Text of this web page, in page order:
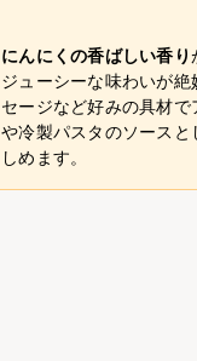
にんにくの香ばしい香り
ジューシーな味わいが絶
セージなど好みの具材
や冷製パスタのソース
しめます。